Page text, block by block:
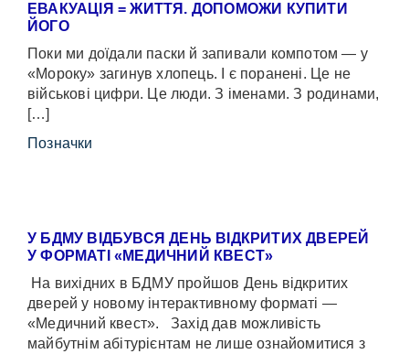
ЕВАКУАЦІЯ = ЖИТТЯ. ДОПОМОЖИ КУПИТИ
ЙОГО
Поки ми доїдали паски й запивали компотом — у
«Мороку» загинув хлопець. І є поранені. Це не
військові цифри. Це люди. З іменами. З родинами,
[…]
Позначки
У БДМУ ВІДБУВСЯ ДЕНЬ ВІДКРИТИХ ДВЕРЕЙ
У ФОРМАТІ «МЕДИЧНИЙ КВЕСТ»
На вихідних в БДМУ пройшов День відкритих
дверей у новому інтерактивному форматі —
«Медичний квест». Захід дав можливість
майбутнім абітурієнтам не лише ознайомитися з